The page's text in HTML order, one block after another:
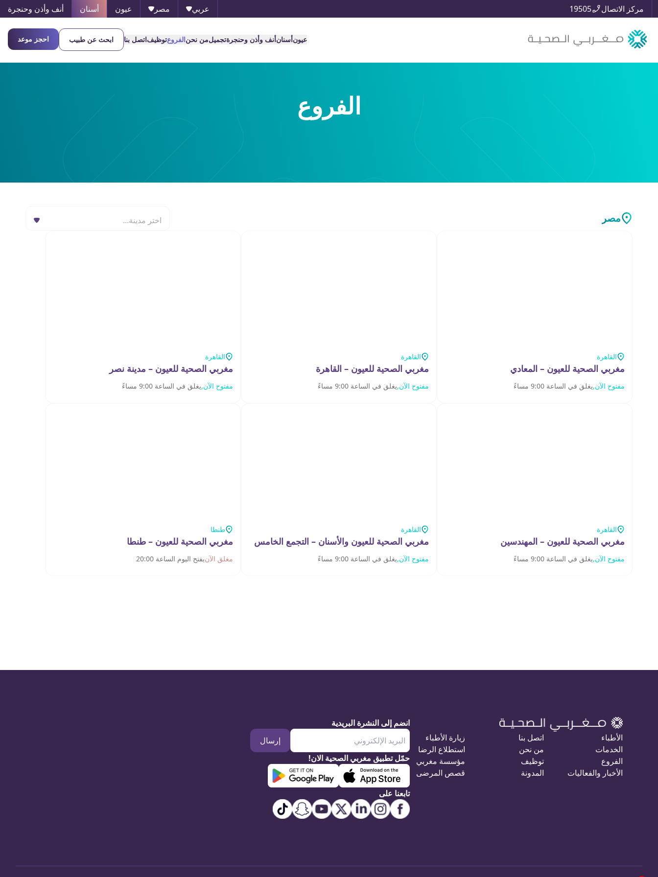
مركز الاتصال 19505 عربي مصر عيون أسنان أنف وأذن وحنجرة
عيونأسنانأنف وأذن وحنجرةتجميلمن نحنالفروعتوظيفاتصل بنا ابحث عن طبيب احجز موعد
الفروع
مصر اختر مدينة...
القاهرة
مغربي الصحية للعيون – المعادي
مفتوح الآن,يغلق في الساعة 9:00 مساءً
القاهرة
مغربي الصحية للعيون – القاهرة
مفتوح الآن,يغلق في الساعة 9:00 مساءً
القاهرة
مغربي الصحية للعيون – مدينة نصر
مفتوح الآن,يغلق في الساعة 9:00 مساءً
القاهرة
مغربي الصحية للعيون – المهندسين
مفتوح الآن,يغلق في الساعة 9:00 مساءً
القاهرة
مغربي الصحية للعيون والأسنان – التجمع الخامس
مفتوح الآن,يغلق في الساعة 9:00 مساءً
طنطا
مغربي الصحية للعيون – طنطا
مغلق الآنيفتح اليوم الساعة 20:00
الأطباء
الخدمات
الفروع
الأخبار والفعاليات
اتصل بنا
من نحن
توظيف
المدونة
زيارة الأطباء
استطلاع الرضا
مؤسسة مغربي
قصص المرضى
انضم إلى النشرة البريدية
إرسال
حمّل تطبيق مغربي الصحية الان!
تابعنا على